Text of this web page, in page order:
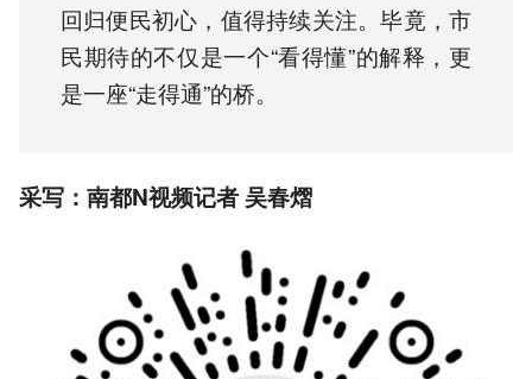
回归便民初心，值得持续关注。毕竟，市
民期待的不仅是一个“看得懂”的解释，更
是一座“走得通”的桥。
采写：南都N视频记者 吴春熠